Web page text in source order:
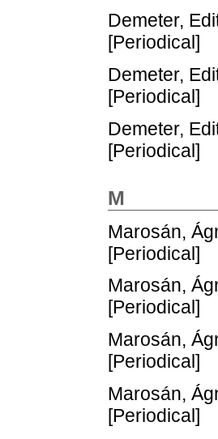
Demeter,
[Periodical]
Demeter,
[Periodical]
Demeter,
[Periodical]
M
Marosán,
[Periodical]
Marosán,
[Periodical]
Marosán,
[Periodical]
Marosán,
[Periodical]